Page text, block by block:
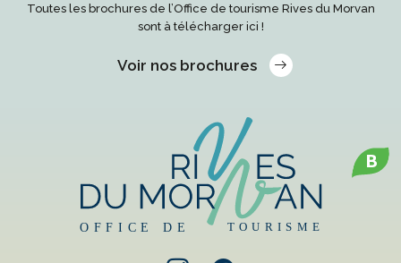
Toutes les brochures de l’Office de tourisme Rives du Morvan
sont à télécharger ici !
Voir nos brochures
B